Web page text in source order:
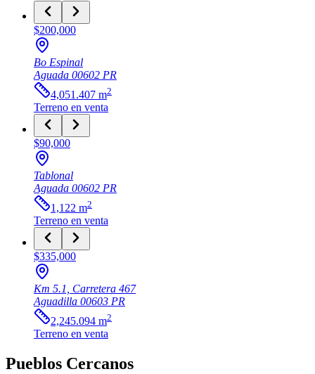
$200,000
Bo Espinal
Aguada 00602 PR
4,051.407 m2
Terreno en venta
$90,000
Tablonal
Aguada 00602 PR
1,122 m2
Terreno en venta
$335,000
Km 5.1, Carretera 467
Aguadilla 00603 PR
2,245.094 m2
Terreno en venta
Pueblos Cercanos